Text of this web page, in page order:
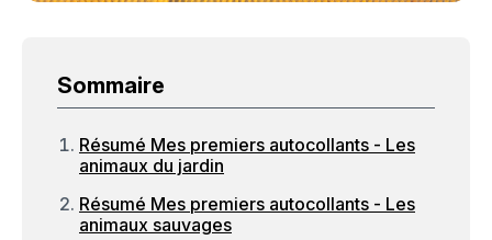
Sommaire
Résumé Mes premiers autocollants - Les
animaux du jardin
Résumé Mes premiers autocollants - Les
animaux sauvages